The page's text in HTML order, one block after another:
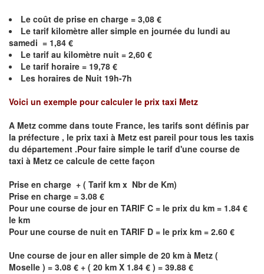
Le coût de prise en charge = 3,08 €
Le tarif kilomètre aller simple en journée du lundi au
samedi = 1,84 €
Le tarif au kilomètre nuit = 2,60 €
Le tarif horaire = 19,78 €
Les horaires de Nuit 19h-7h
Voici un exemple pour calculer le prix taxi Metz
A Metz comme dans toute France, les tarifs sont définis par
la préfecture , le prix taxi à Metz est pareil pour tous les taxis
du département .Pour faire simple le tarif d'une course de
taxi à Metz ce calcule de cette façon
Prise en charge + ( Tarif km x Nbr de Km)
Prise en charge = 3.08 €
Pour une course de jour en TARIF C = le prix du km = 1.84 €
le km
Pour une course de nuit en TARIF D = le prix km = 2.60 €
Une course de jour en aller simple de 20 km à Metz (
Moselle ) = 3.08 € + ( 20 km X 1.84 € ) = 39.88 €